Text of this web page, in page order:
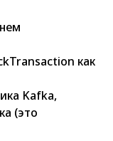
как
Kafka,
(это